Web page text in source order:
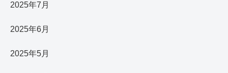
2025年7月
2025年6月
2025年5月